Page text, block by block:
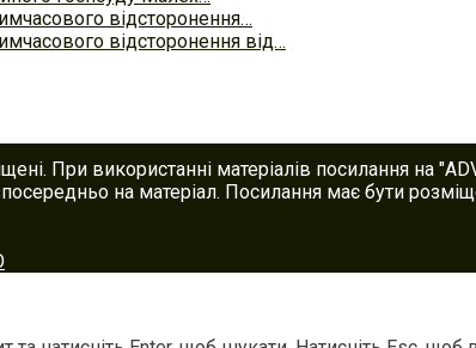
відсторонення…
відсторонення від…
При використанні матеріалів посилання на
на матеріал. Посилання має бути